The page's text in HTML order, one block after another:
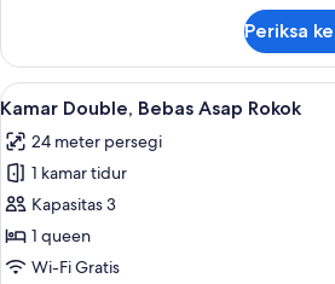
Standard
Double
Room
Periksa
Lihat
semua
foto
untuk
Kamar
Double,
Bebas
4
Kamar Double, Bebas Asap Rokok
24 meter persegi
1 kamar tidur
Kapasitas 3
1 queen
Wi-Fi Gratis